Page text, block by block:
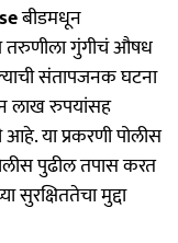
बीडमधून
तरुणीला गुंगीचं औषध
संतापजनक घटना
लाख रुपयांसह
या प्रकरणी पोलीस
पुढील तपास करत
मुद्दा